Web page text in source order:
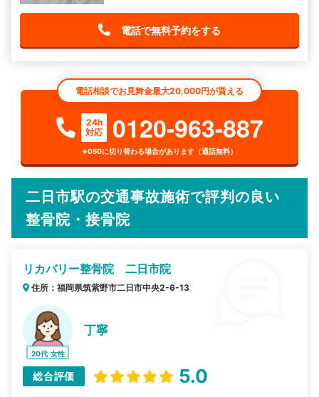
電話で無料予約をする
電話相談でお見舞金最大20,000円が貰える
24h
対応
0120-963-887
※050に切り替わる場合があります（通話無料）
二日市駅の交通事故施術で評判の良い
整骨院・接骨院
リカバリー整骨院 二日市院
住所：福岡県筑紫野市二日市中央2-6-13
20代 女性
丁寧
総合評価 5.0